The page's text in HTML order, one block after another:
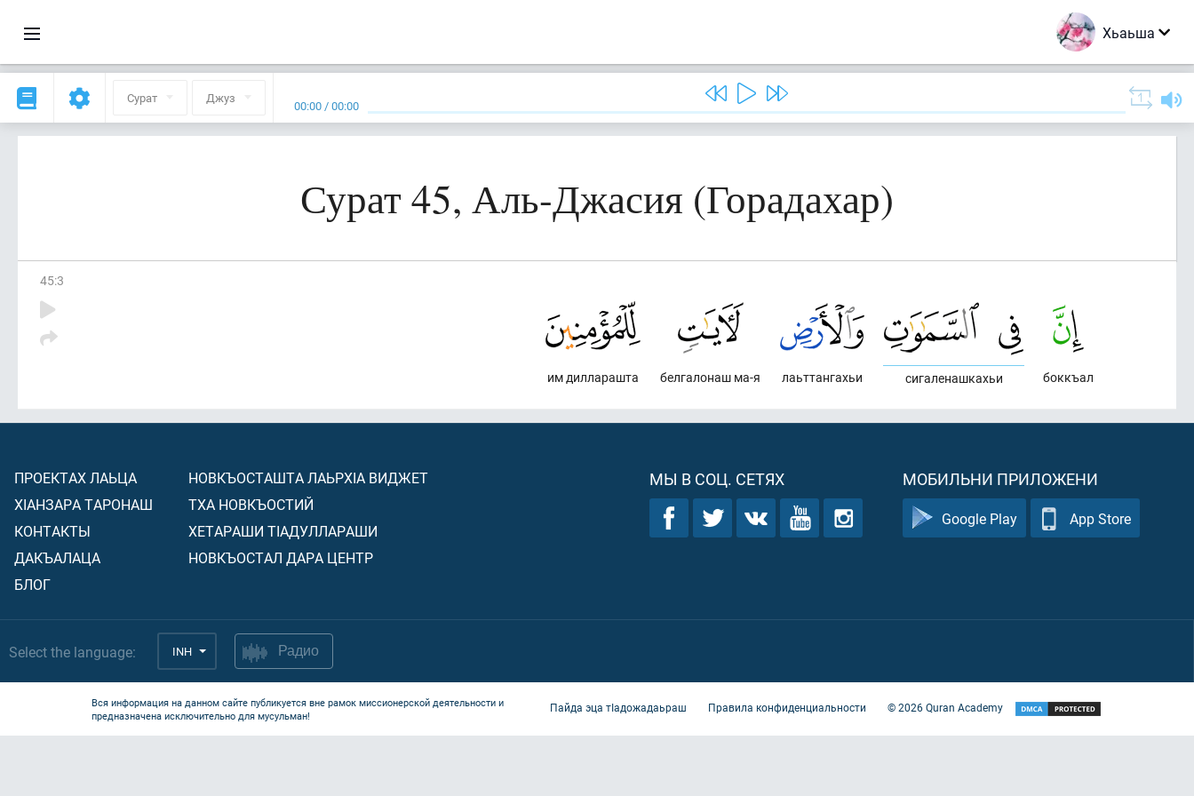
Хьаьша
Сурат Джуз 00:00 /00:00
Сурат 45, Аль-Джасия (Горадахар)
45:3
боккъал
сигаленашкахьи
лаьттангахьи
белгалонаш ма-я
им дилларашта
ПРОЕКТАХ ЛАЬЦА
ХIАНЗАРА ТАРОНАШ
КОНТАКТЫ
ДАКЪАЛАЦА
БЛОГ
НОВКЪОСТАШТА ЛАЬРХIА ВИДЖЕТ
ТХА НОВКЪОСТИЙ
ХЕТАРАШИ ТIАДУЛЛАРАШИ
НОВКЪОСТАЛ ДАРА ЦЕНТР
МЫ В СОЦ. СЕТЯХ МОБИЛЬНИ ПРИЛОЖЕНИ
Google Play App Store
Select the language: INH Радио
Вся информация на данном сайте публикуется вне рамок миссионерской деятельности и
предназначена исключительно для мусульман!
Пайда эца тIадожадаьраш Правила конфиденциальности ©2026Quran Academy